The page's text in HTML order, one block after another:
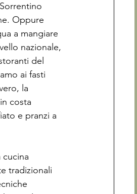
Oppure
a mangiare
nazionale,
del
ai fasti
la
costa
e pranzi a
cucina
tradizionali